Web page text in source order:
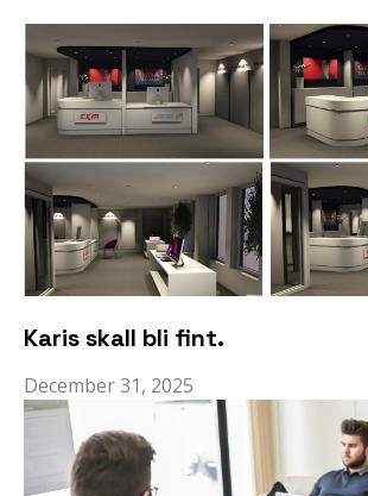
Karis skall bli fint.
December 31, 2025